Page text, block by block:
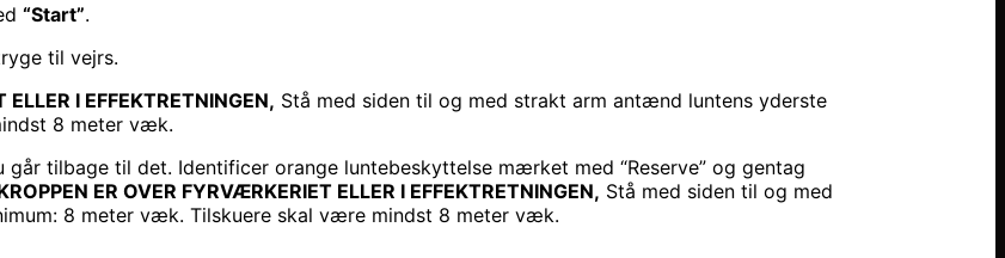
“Start”.
til vejrs.
I EFFEKTRETNINGEN, Stå med siden til og med strakt arm antænd luntens yderste
8 meter væk.
tilbage til det. Identificer orange luntebeskyttelse mærket med “Reserve” og gentag
ER OVER FYRVÆRKERIET ELLER I EFFEKTRETNINGEN, Stå med siden til og med
8 meter væk. Tilskuere skal være mindst 8 meter væk.